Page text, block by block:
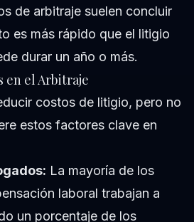
de arbitraje suelen concluir
es más rápido que el litigio
durar un año o más.
en el Arbitraje
costos de litigio, pero no
estos factores clave en
La mayoría de los
laboral trabajan a
un porcentaje de los